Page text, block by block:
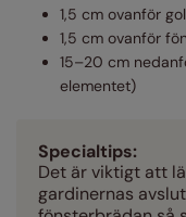
1,5 cm ovanför
1,5 cm ovanför
15–20 cm
elementet)
Specialtips:
Det är viktigt att
gardinernas